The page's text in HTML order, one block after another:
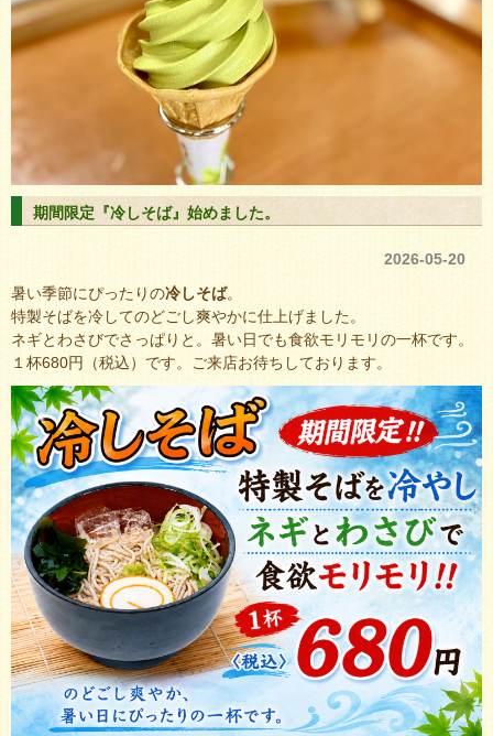
期間限定『冷しそば』始めました。
2026-05-20
暑い季節にぴったりの冷しそば。
特製そばを冷してのどごし爽やかに仕上げました。
ネギとわさびでさっぱりと。暑い日でも食欲モリモリの一杯です。
１杯680円（税込）です。ご来店お待ちしております。